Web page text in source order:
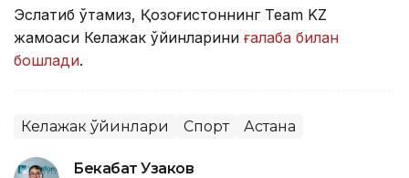
Эслатиб ўтамиз, Қозоғистоннинг Team KZ
жамоаси Келажак ўйинларини ғалаба билан
бошлади.
Келажак ўйинлари Спорт Астана
Бекабат Узаков